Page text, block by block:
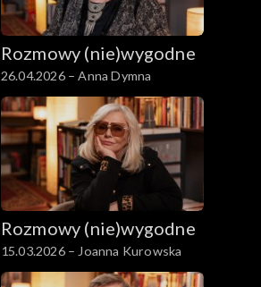
Rozmowy (nie)wygodne
26.04.2026 – Anna Dymna
Rozmowy (nie)wygodne
15.03.2026 – Joanna Kurowska